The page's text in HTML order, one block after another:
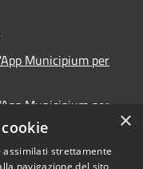
Municipium per
Municipium per
×
assimilati strettamente
navigazione del sito,